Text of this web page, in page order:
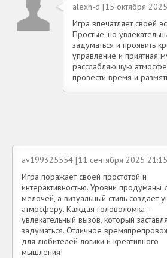
alexh-d [15 октября
Игра впечатляет своей
Простые, но
задуматься и проявить
управление и приятная
расслабляющую
провести время и
av199325554 [11 сентября 2025
Игра поражает своей простотой и
интерактивностью. Уровни продуманы
мелочей, а визуальный стиль создает
атмосферу. Каждая головоломка —
увлекательный вызов, который
задуматься. Отличное
для любителей логики и креативного
мышления!